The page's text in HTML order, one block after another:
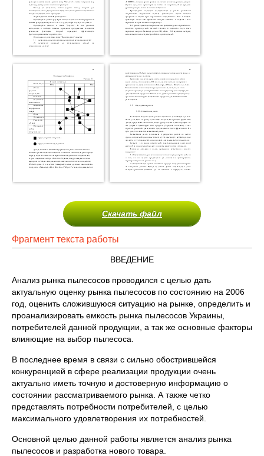
Скачать файл
Фрагмент текста работы
ВВЕДЕНИЕ
Анализ рынка пылесосов проводился с целью дать
актуальную оценку рынка пылесосов по состоянию на 2006
год, оценить сложившуюся ситуацию на рынке, определить и
проанализировать емкость рынка пылесосов Украины,
потребителей данной продукции, а так же основные факторы
влияющие на выбор пылесоса.
В последнее время в связи с сильно обострившейся
конкуренцией в сфере реализации продукции очень
актуально иметь точную и достоверную информацию о
состоянии рассматриваемого рынка. А также четко
представлять потребности потребителей, с целью
максимального удовлетворения их потребностей.
Основной целью данной работы является анализ рынка
пылесосов и разработка нового товара.